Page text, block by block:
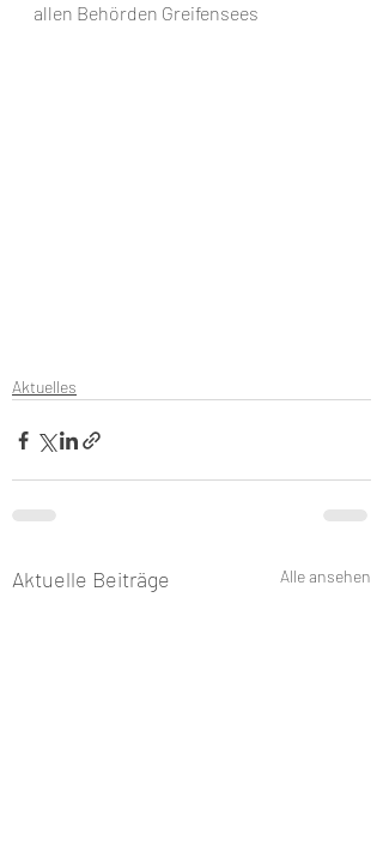
allen Behörden Greifensees
Aktuelles
Aktuelle Beiträge Alle ansehen